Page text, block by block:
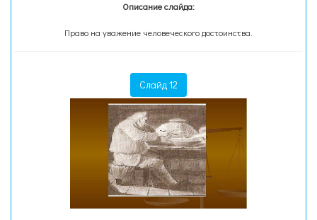
Описание слайда:
Право на уважение человеческого достоинства.
Слайд 12